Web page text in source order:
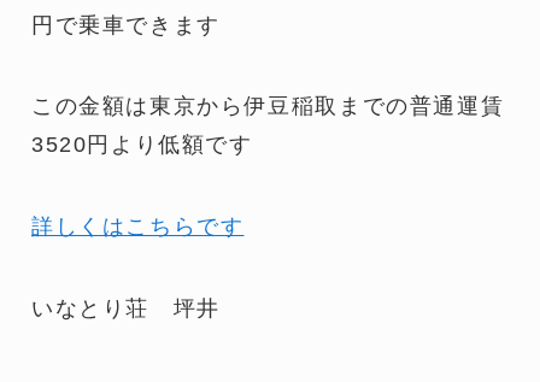
円で乗車できます
この金額は東京から伊豆稲取までの普通運賃
3520円より低額です
詳しくはこちらです
いなとり荘 坪井